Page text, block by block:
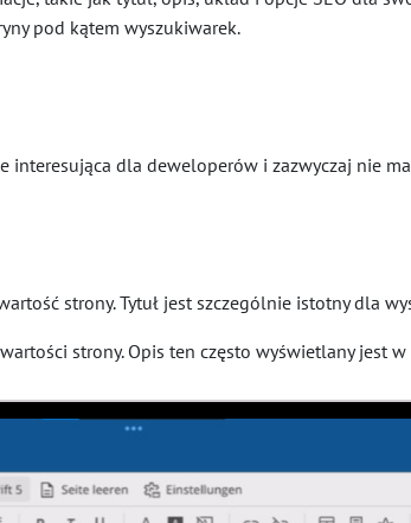
pod kątem wyszukiwarek.
interesująca dla deweloperów i zazwyczaj nie
strony. Tytuł jest szczególnie istotny dla
strony. Opis ten często wyświetlany jest